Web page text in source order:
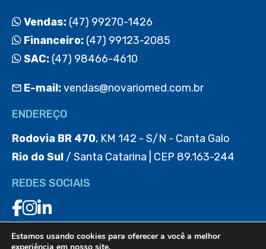
Vendas: (47) 99270-1426
Financeiro: (47) 99123-2085
SAC: (47) 98466-4610
E-mail:vendas@novariomed.com.br
ENDEREÇO
Rodovia BR 470, KM 142 - S/N - Canta Galo
Rio do Sul / Santa Catarina | CEP 89.163-244
REDES SOCIAIS
BAIXE O APP
Estamos usando cookies para oferecer a você a melhor